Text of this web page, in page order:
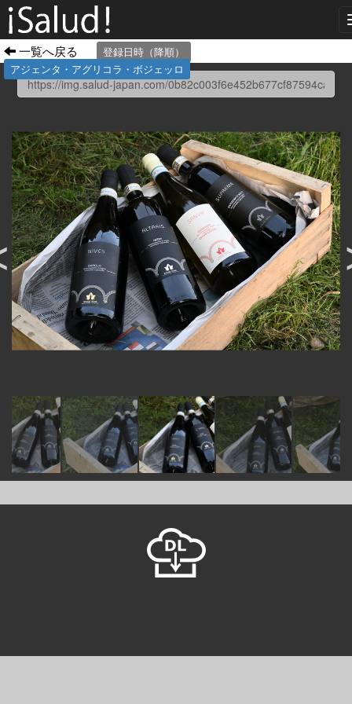
一覧へ戻る
登録日時（降順）
アジェンタ・アグリコラ・ボジェッロ